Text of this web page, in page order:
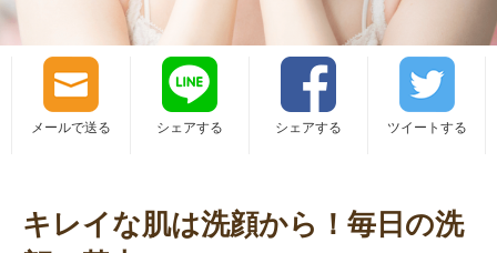
メールで送る シェアする シェアする ツイートする
キレイな肌は洗顔から！毎日の洗